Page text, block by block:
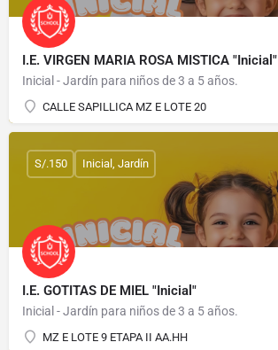
I.E. VIRGEN MARIA ROSA MISTICA "Inicial"
Inicial - Jardín para niños de 3 a 5 años.
CALLE SAPILLICA MZ E LOTE 20
I.E. GOTITAS DE MIEL "Inicial"
Inicial - Jardín para niños de 3 a 5 años.
MZ E LOTE 9 ETAPA II AA.HH
S/.150 Inicial, Jardín